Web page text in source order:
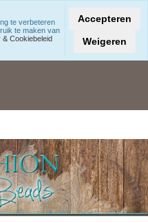
te verbeteren
te maken van
& Cookiebeleid
Accepteren
Weigeren